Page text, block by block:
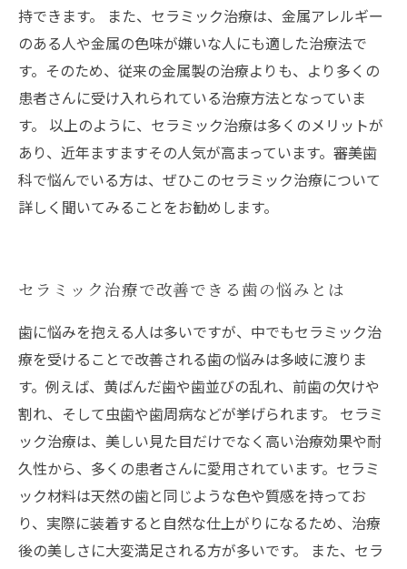
持できます。 また、セラミック治療は、金属アレルギー
のある人や金属の色味が嫌いな人にも適した治療法で
す。そのため、従来の金属製の治療よりも、より多くの
患者さんに受け入れられている治療方法となっていま
す。 以上のように、セラミック治療は多くのメリットが
あり、近年ますますその人気が高まっています。審美歯
科で悩んでいる方は、ぜひこのセラミック治療について
詳しく聞いてみることをお勧めします。
セラミック治療で改善できる歯の悩みとは
歯に悩みを抱える人は多いですが、中でもセラミック治
療を受けることで改善される歯の悩みは多岐に渡りま
す。例えば、黄ばんだ歯や歯並びの乱れ、前歯の欠けや
割れ、そして虫歯や歯周病などが挙げられます。 セラミ
ック治療は、美しい見た目だけでなく高い治療効果や耐
久性から、多くの患者さんに愛用されています。セラミ
ック材料は天然の歯と同じような色や質感を持ってお
り、実際に装着すると自然な仕上がりになるため、治療
後の美しさに大変満足される方が多いです。 また、セラ